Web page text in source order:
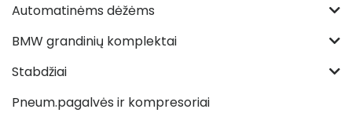
Automatinėms dėžėms
BMW grandinių komplektai
Stabdžiai
Pneum.pagalvės ir kompresoriai